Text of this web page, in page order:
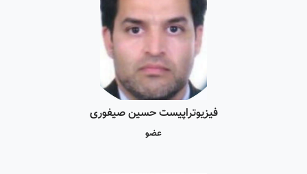
فیزیوتراپیست حسین صیفوری
عضو